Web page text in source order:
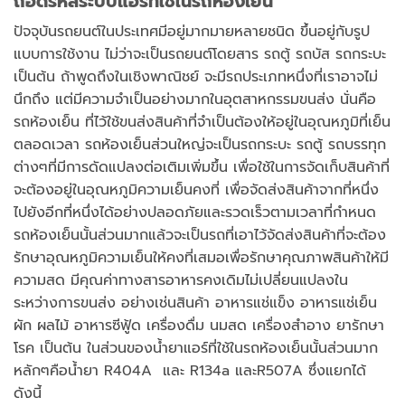
ปัจจุบันรถยนต์ในประเทศมีอยู่มากมายหลายชนิด ขึ้นอยู่กับรูป
แบบการใช้งาน ไม่ว่าจะเป็นรถยนต์โดยสาร รถตู้ รถบัส รถกระบะ
เป็นต้น ถ้าพูดถึงในเชิงพาณิชย์ จะมีรถประเภทหนึ่งที่เราอาจไม่
นึกถึง แต่มีความจำเป็นอย่างมากในอุตสาหกรรมขนส่ง นั่นคือ
รถห้องเย็น ที่ไว้ใช้ขนส่งสินค้าที่จำเป็นต้องให้อยู่ในอุณหภูมิที่เย็น
ตลอดเวลา รถห้องเย็นส่วนใหญ่จะเป็นรถกระบะ รถตู้ รถบรรทุก
ต่างๆที่มีการดัดแปลงต่อเติมเพิ่มขึ้น เพื่อใช้ในการจัดเก็บสินค้าที่
จะต้องอยู่ในอุณหภูมิความเย็นคงที่ เพื่อจัดส่งสินค้าจากที่หนึ่ง
ไปยังอีกที่หนึ่งได้อย่างปลอดภัยและรวดเร็วตามเวลาที่กำหนด
รถห้องเย็นนั้นส่วนมากแล้วจะเป็นรถที่เอาไว้จัดส่งสินค้าที่จะต้อง
รักษาอุณหภูมิความเย็นให้คงที่เสมอเพื่อรักษาคุณภาพสินค้าให้มี
ความสด มีคุณค่าทางสารอาหารคงเดิมไม่เปลี่ยนแปลงใน
ระหว่างการขนส่ง อย่างเช่นสินค้า อาหารแช่แข็ง อาหารแช่เย็น
ผัก ผลไม้ อาหารซีฟู้ด เครื่องดื่ม นมสด เครื่องสำอาง ยารักษา
โรค เป็นต้น ในส่วนของน้ำยาแอร์ที่ใช้ในรถห้องเย็นนั้นส่วนมาก
หลักๆคือน้ำยา R404A และ R134a และR507A ซึ่งแยกได้
ดังนี้